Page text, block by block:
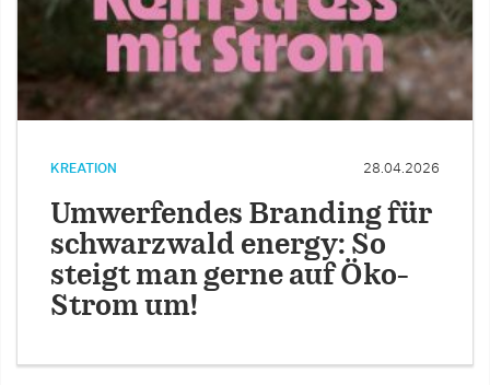
KREATION 28.04.2026
Umwerfendes Branding für
schwarzwald energy: So
steigt man gerne auf Öko-
Strom um!